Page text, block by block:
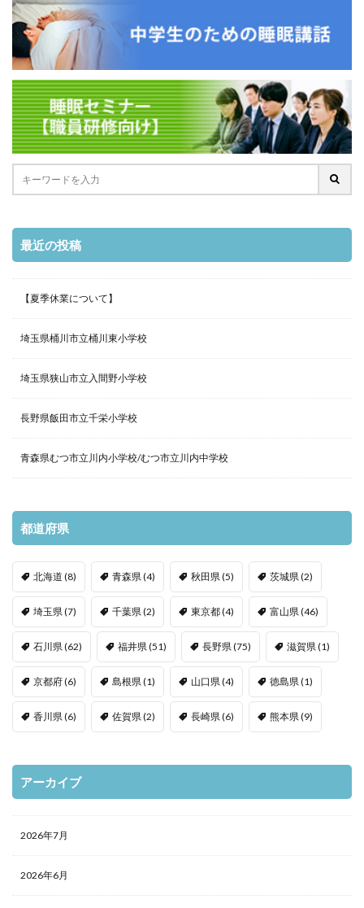
最近の投稿
【夏季休業について】
埼玉県桶川市立桶川東小学校
埼玉県狭山市立入間野小学校
長野県飯田市立千栄小学校
青森県むつ市立川内小学校/むつ市立川内中学校
都道府県
北海道 (8) 青森県(4) 秋田県(5) 茨城県(2)
埼玉県(7) 千葉県(2) 東京都(4) 富山県(46)
石川県(62) 福井県(51) 長野県(75) 滋賀県(1)
京都府(6) 島根県(1) 山口県(4) 徳島県(1)
香川県(6) 佐賀県(2) 長崎県(6) 熊本県(9)
アーカイブ
2026年7月
2026年6月